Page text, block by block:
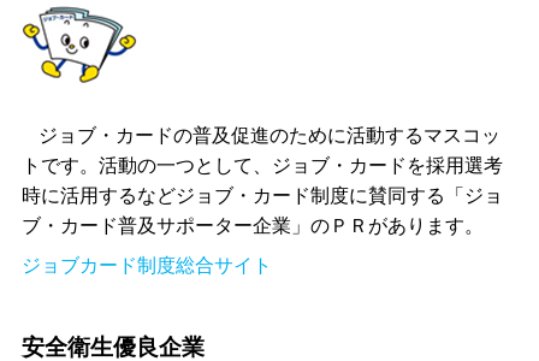
ジョブ・カードの普及促進のために活動するマスコッ
トです。活動の一つとして、ジョブ・カードを採用選考
時に活用するなどジョブ・カード制度に賛同する「ジョ
ブ・カード普及サポーター企業」のＰＲがあります。
ジョブカード制度総合サイト
安全衛生優良企業